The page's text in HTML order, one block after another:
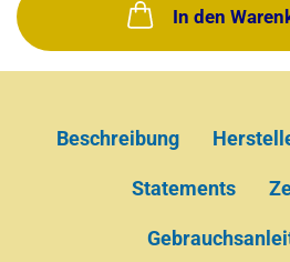
In den
Beschreibung
Statements